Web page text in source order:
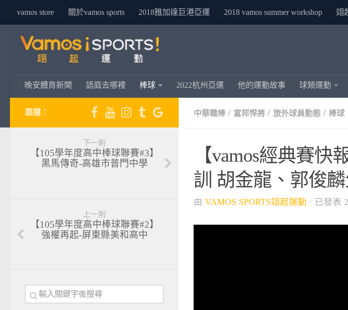
vamos store 關於vamos sports 2018雅加達巨港亞運 2018 vamos summer workshop 翊
晚安體育新聞 語庭去哪裡 棒球 2022杭州亞運 他的運動故事 球類運動
中華職棒 / 富邦悍將 / 旅外球員動態 / 棒球
【vamos經典賽
訓 胡金龍、郭俊
由 VAMOS SPORTS翊起運動 · 已發表
跟隨：
下一則
【105學年度高中棒球聯賽#3】
黑馬傳奇-高雄市普門中學
上一則
【105學年度高中棒球聯賽#2】
強權再起-屏東縣美和高中